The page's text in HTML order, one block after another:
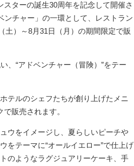
ターの誕生30周年を記念して開催さ
ンチャー」の一環として、レストラン
土）～8月31日（月）の期間限定で販
、“アドベンチャー（冒険）”をテー
テルのシェフたちが創り上げたメニ
販売されます。
ウをイメージし、夏らしいピーチや
をテーマに“オールイエロー”で仕上げ
のようなラグジュアリーケーキ、手